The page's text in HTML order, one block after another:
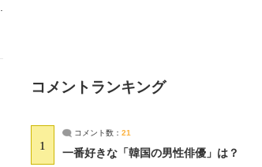
コメントランキング
1
コメント数： 21
一番好きな「韓国の男性俳優」は？